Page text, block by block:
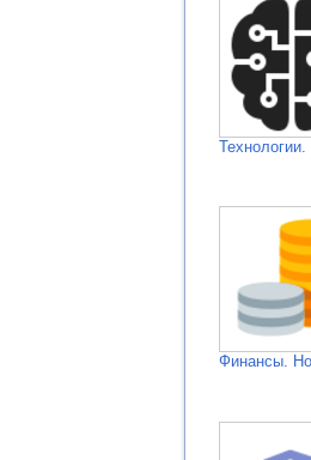
Финансы.